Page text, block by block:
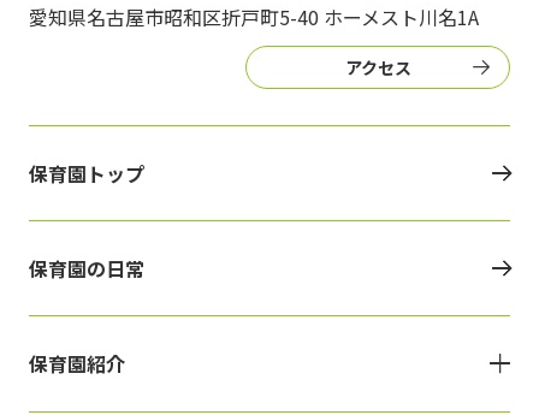
愛知県名古屋市昭和区折戸町5-40 ホーメスト川名1A
アクセス
保育園トップ
保育園の日常
保育園紹介